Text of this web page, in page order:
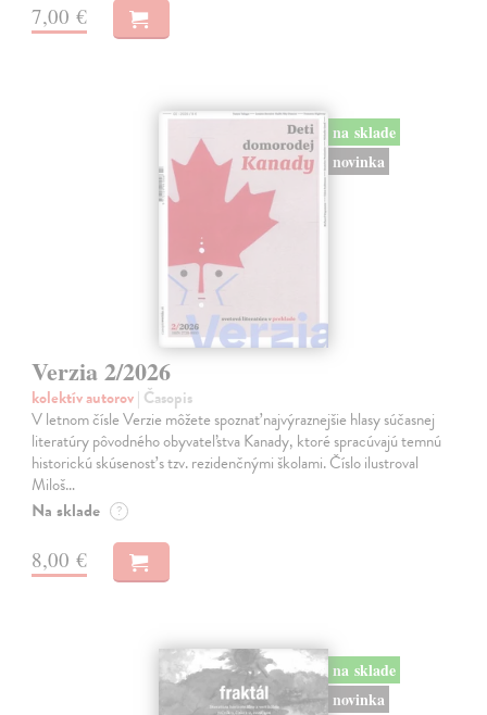
7,00 €
na sklade
novinka
Verzia 2/2026
kolektív autorov| Časopis
V letnom čísle Verzie môžete spoznať najvýraznejšie hlasy súčasnej
literatúry pôvodného obyvateľstva Kanady, ktoré spracúvajú temnú
historickú skúsenosť s tzv. rezidenčnými školami. Číslo ilustroval
Miloš…
Na sklade ?
8,00 €
na sklade
novinka